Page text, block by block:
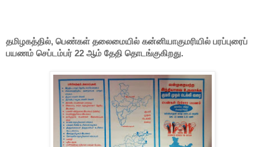
தமிழகத்தில், பெண்கள் தலைமையில் கன்னியாகுமரியில் பரப்புரைப்
பயணம் செப்டம்பர் 22 ஆம் தேதி தொடங்குகிறது.